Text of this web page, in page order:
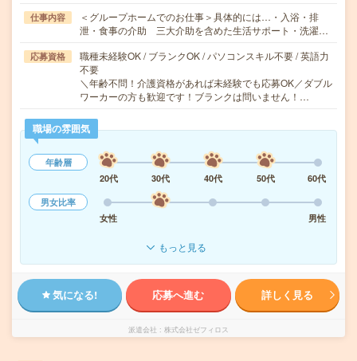
仕事内容
＜グループホームでのお仕事＞具体的には…・入浴・排
泄・食事の介助 三大介助を含めた生活サポート・洗濯…
応募資格
職種未経験OK / ブランクOK / パソコンスキル不要 / 英語力
不要
＼年齢不問！介護資格があれば未経験でも応募OK／ダブル
ワーカーの方も歓迎です！ブランクは問いません！…
職場の雰囲気
年齢層
20代
30代 40代 50代
60代
男女比率
女性
男性
もっと見る
気になる! 応募へ進む 詳しく見る
派遣会社 株式会社ゼフィロス